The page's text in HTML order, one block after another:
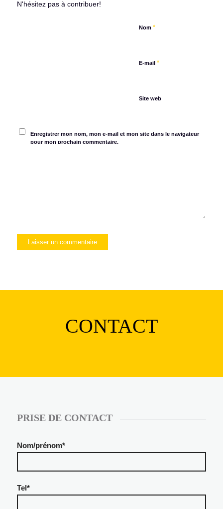
N'hésitez pas à contribuer!
Nom *
E-mail *
Site web
Enregistrer mon nom, mon e-mail et mon site dans le navigateur
pour mon prochain commentaire.
CONTACT
PRISE DE CONTACT
Nom/prénom*
Tel*